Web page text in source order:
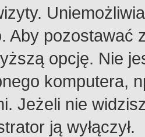
Aby pozostawać
opcję. Nie
komputera,
Jeżeli nie
ją wyłączył.